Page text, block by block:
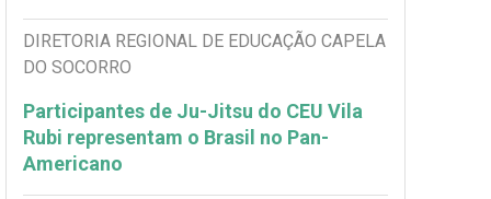
DIRETORIA REGIONAL DE EDUCAÇÃO CAPELA
DO SOCORRO
Participantes de Ju-Jitsu do CEU Vila
Rubi representam o Brasil no Pan-
Americano